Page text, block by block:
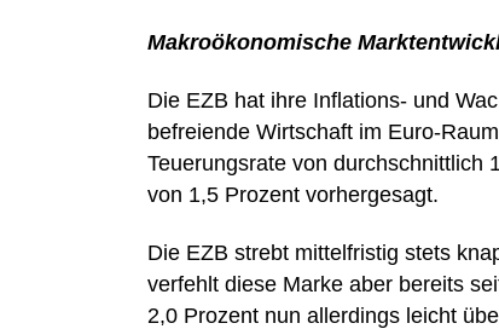
Makroökonomische
Die EZB hat ihre Inflations- und
befreiende Wirtschaft im Euro-
Teuerungsrate von durchschnittlich
von 1,5 Prozent vorhergesagt.
Die EZB strebt mittelfristig stets
verfehlt diese Marke aber bereits
2,0 Prozent nun allerdings leicht